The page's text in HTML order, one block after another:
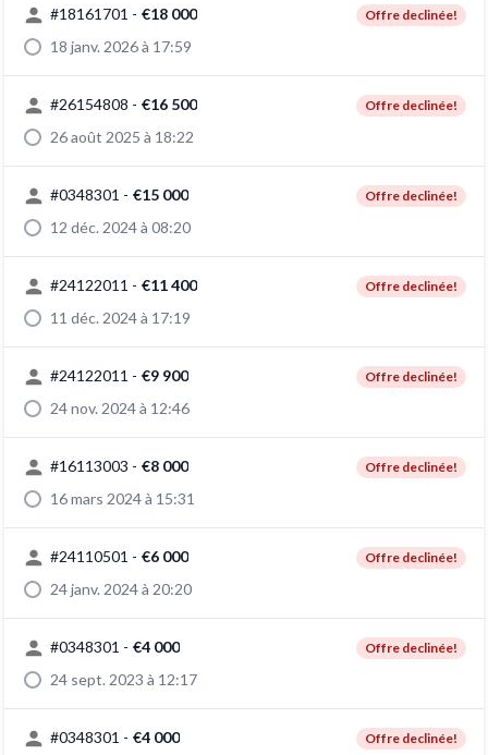
#18161701 - €18 000 Offre declinée!
18 janv. 2026 à 17:59
#26154808 - €16 500 Offre declinée!
26 août 2025 à 18:22
#0348301 - €15 000 Offre declinée!
12 déc. 2024 à 08:20
#24122011 - €11 400 Offre declinée!
11 déc. 2024 à 17:19
#24122011 - €9 900 Offre declinée!
24 nov. 2024 à 12:46
#16113003 - €8 000 Offre declinée!
16 mars 2024 à 15:31
#24110501 - €6 000 Offre declinée!
24 janv. 2024 à 20:20
#0348301 - €4 000 Offre declinée!
24 sept. 2023 à 12:17
#0348301 - €4 000 Offre declinée!